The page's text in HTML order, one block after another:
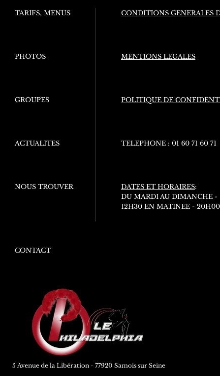
TARIFS, MENUS
PHOTOS
GROUPES
ACTUALITES
NOUS TROUVER
CONDITIONS GENERALES
MENTIONS LEGALES
POLITIQUE DE
TELEPHONE : 01 60 71 60 71
DATES ET HORAIRES:
DU MARDI AU DIMANCHE -
12H30 EN MATINEE -
CONTACT
5 Avenue de la Libération - 77920 Samois sur Seine